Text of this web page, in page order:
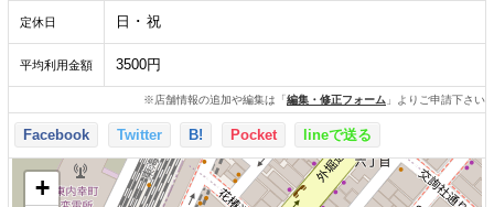
定休日 日 ･ 祝
平均利用金額 3500円
※店舗情報の追加や編集は「編集・修正フォーム 」よりご申請下さい
Facebook Twitter B! Pocket lineで送る
+